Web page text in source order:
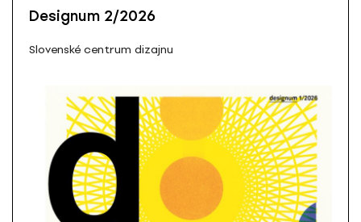
Designum 2/2026
Slovenské centrum dizajnu